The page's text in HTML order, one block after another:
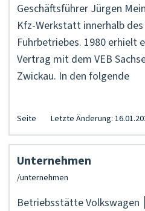
Geschäftsführer Jürgen
Kfz-Werkstatt innerhalb
Fuhrbetriebes. 1980 erhielt
Vertrag mit dem VEB
Zwickau. In den folgende
Seite Letzte Änderung:
Unternehmen
Betriebsstätte Volkswagen